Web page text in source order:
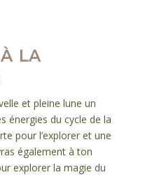
la
et pleine lune un
énergies du cycle de la
pour l’explorer et une
également à ton
explorer la magie du